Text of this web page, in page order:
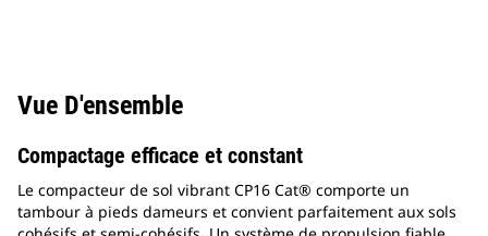
Vue D'ensemble
Compactage efficace et constant
Le compacteur de sol vibrant CP16 Cat® comporte un
tambour à pieds dameurs et convient parfaitement aux sols